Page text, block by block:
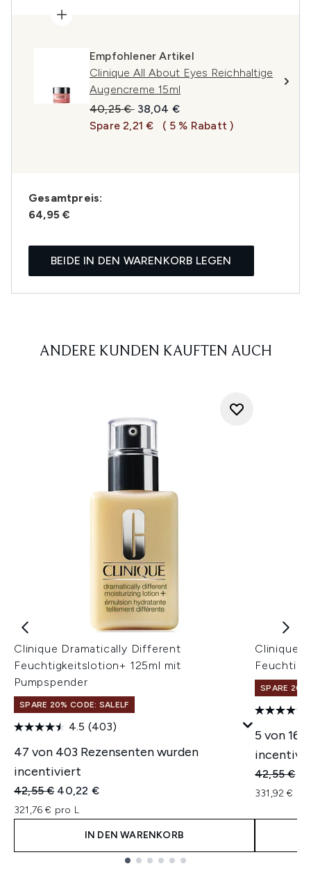
Empfohlener Artikel
Clinique All About Eyes Reichhaltige
Augencreme 15ml
Unverbindliche Preisempfehlung:
40,25 € Aktueller Preis:
38,04 €
Spare 2,21 €
( 5 % Rabatt )
Gesamtpreis:
64,95 €
BEIDE IN DEN WARENKORB LEGEN
ANDERE KUNDEN KAUFTEN AUCH
Clinique Dramatically Different
Feuchtigkeitslotion+ 125ml mit
Pumpspender
SPARE 20% CODE: SALELF
4.5 (403)
47 von 403 Rezensenten wurden
incentiviert
Unverbindliche Preisempfehlung:
42,55 € Aktueller Preis:
40,22 €
321,76 € pro L
IN DEN WARENKORB
Clinique
SPARE 20%
5 von
42,55 €
331,92 €